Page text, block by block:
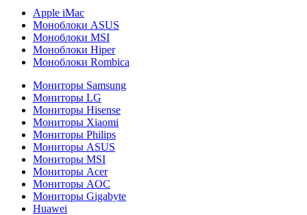
Apple iMac
Моноблоки ASUS
Моноблоки MSI
Моноблоки Hiper
Моноблоки Rombica
Мониторы Samsung
Мониторы LG
Мониторы Hisense
Мониторы Xiaomi
Мониторы Philips
Мониторы ASUS
Мониторы MSI
Мониторы Acer
Мониторы AOC
Мониторы Gigabyte
Huawei